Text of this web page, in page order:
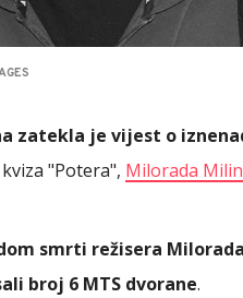
zatekla je vijest o
"Potera", Milorada
smrti režisera
broj 6 MTS dvorane.